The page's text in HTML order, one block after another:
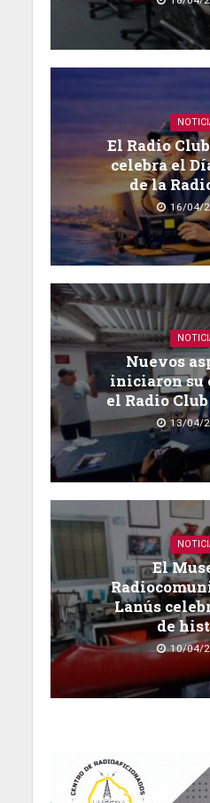
El Radio
celebra el
de la
16/04/
Nuevos
iniciaron su
el Radio
13/04/
El
Lanús
de
10/04/